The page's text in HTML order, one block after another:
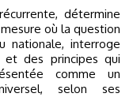
détermine
où la question
nationale, interroge
des principes qui
comme un
selon ses